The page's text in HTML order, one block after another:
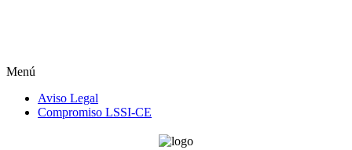
Menú
Aviso Legal
Compromiso LSSI-CE